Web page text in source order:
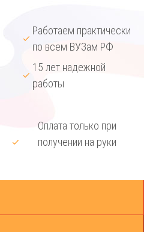
Работаем практически
по всем ВУЗам РФ
15 лет надежной
работы
Оплата только при
получении на руки